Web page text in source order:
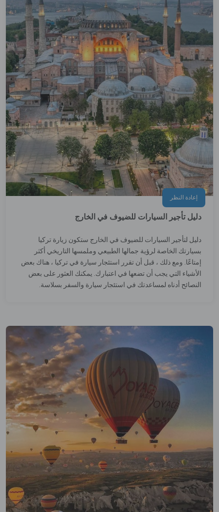
إعادة النظر
دليل تأجير السيارات للضيوف في الخارج
دليل لتأجير السيارات للضيوف في الخارج ستكون زيارة تركيا
بسيارتك الخاصة لرؤية جمالها الطبيعي وملمسها التاريخي أكثر
إمتاعًا. ومع ذلك ، قبل أن تقرر استئجار سيارة في تركيا ، هناك بعض
الأشياء التي يجب أن تضعها في اعتبارك. يمكنك العثور على بعض
النصائح أدناه لمساعدتك في استئجار سيارة والسفر بسلاسة.